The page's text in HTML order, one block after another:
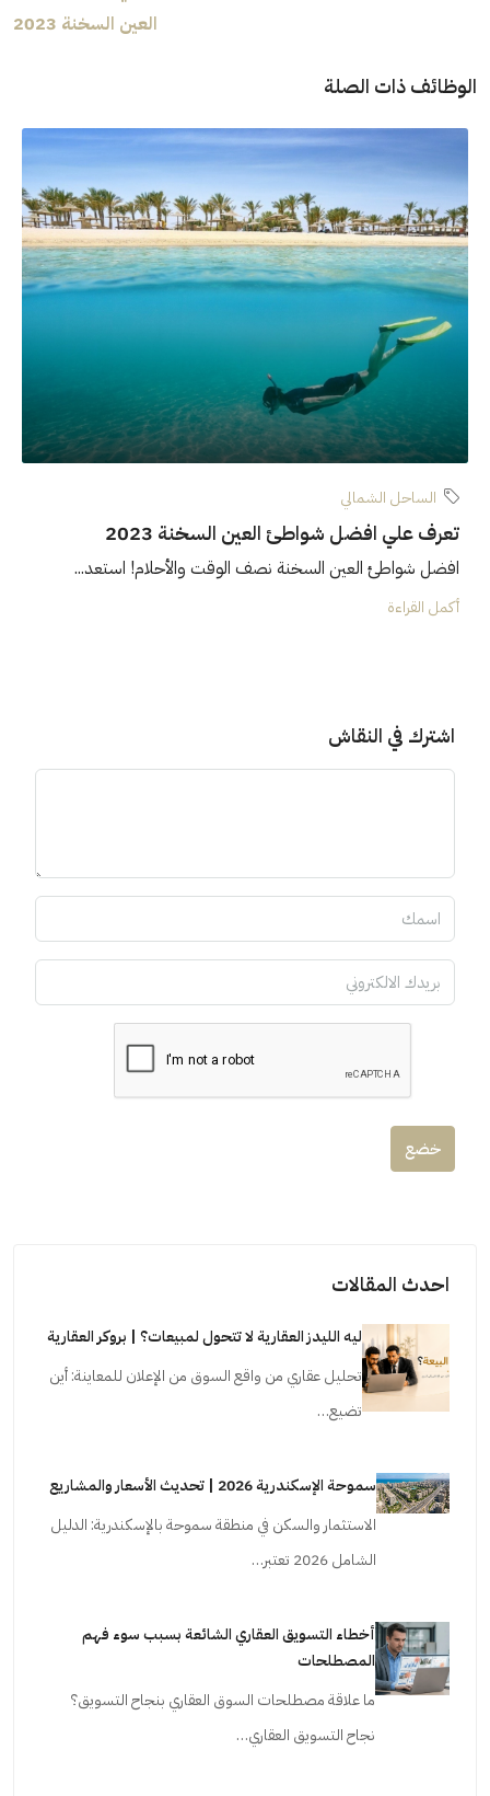
العين السخنة 2023
الوظائف ذات الصلة
الساحل الشمالي
تعرف علي افضل شواطئ العين السخنة 2023
افضل شواطئ العين السخنة نصف الوقت والأحلام! استعد...
أكمل القراءة
اشترك في النقاش
خضع
احدث المقالات
ليه الليدز العقارية لا تتحول لمبيعات؟ | بروكر العقارية
تحليل عقاري من واقع السوق من الإعلان للمعاينة: أين
تضيع…
سموحة الإسكندرية 2026 | تحديث الأسعار والمشاريع
الاستثمار والسكن في منطقة سموحة بالإسكندرية: الدليل
الشامل 2026 تعتبر…
أخطاء التسويق العقاري الشائعة بسبب سوء فهم
المصطلحات
ما علاقة مصطلحات السوق العقاري بنجاح التسويق؟
نجاح التسويق العقاري…